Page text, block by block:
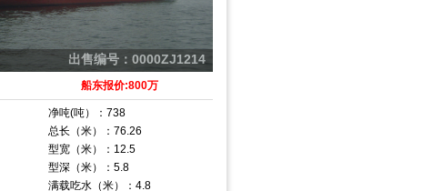
出售编号：0000ZJ1214
船东报价:800万
净吨(吨）：738
总长（米）：76.26
型宽（米）：12.5
型深（米）：5.8
满载吃水（米）：4.8